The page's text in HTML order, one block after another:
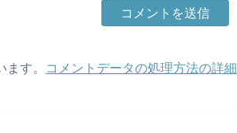
す。
コメントデータの処理方法の詳細